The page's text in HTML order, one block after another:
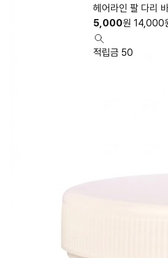
헤어라인 팔 다리
5,000원 14,000
적립금 50